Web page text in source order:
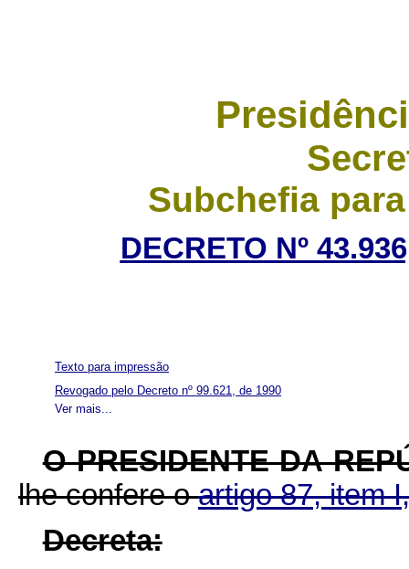
Subchefia
DECRETO Nº
Ver mais...
Texto para impressão
Revogado pelo Decreto nº 99.621, de 1990
O PRESIDENTE DA
lhe confere oartigo 87, item
Decreta: